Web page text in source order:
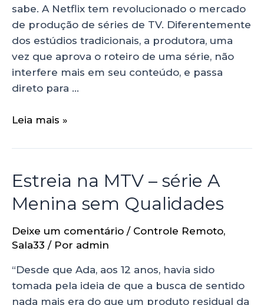
sabe. A Netflix tem revolucionado o mercado
de produção de séries de TV. Diferentemente
dos estúdios tradicionais, a produtora, uma
vez que aprova o roteiro de uma série, não
interfere mais em seu conteúdo, e passa
direto para …
Leia mais »
Estreia na MTV – série A
Menina sem Qualidades
Deixe um comentário / Controle Remoto,
Sala33 / Por admin
“Desde que Ada, aos 12 anos, havia sido
tomada pela ideia de que a busca de sentido
nada mais era do que um produto residual da